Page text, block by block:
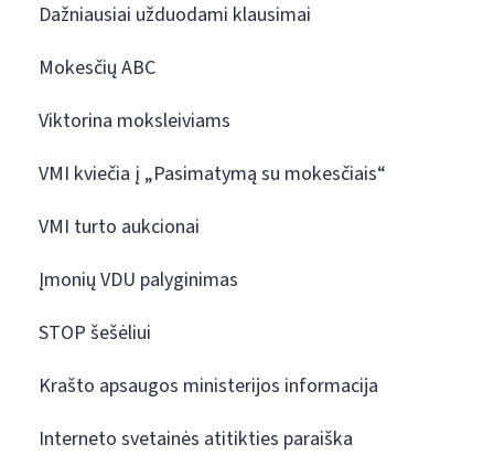
Dažniausiai užduodami klausimai
Mokesčių ABC
Viktorina moksleiviams
VMI kviečia į „Pasimatymą su mokesčiais“
VMI turto aukcionai
Įmonių VDU palyginimas
STOP šešėliui
Krašto apsaugos ministerijos informacija
Interneto svetainės atitikties paraiška